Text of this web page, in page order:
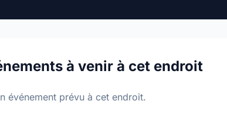
à venir à cet endroit
événement prévu à cet endroit.